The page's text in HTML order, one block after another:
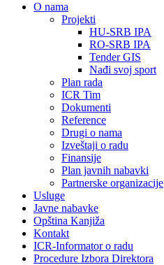
О nama
Projekti
HU-SRB IPA
RO-SRB IPA
Tender GIS
Nađi svoj sport
Plan rada
ICR Tim
Dokumenti
Reference
Drugi o nama
Izveštaji o radu
Finansije
Plan javnih nabavki
Partnerske organizacije
Usluge
Javne nabavke
Opština Kanjiža
Kontakt
ICR-Informator o radu
Procedure Izbora Direktora